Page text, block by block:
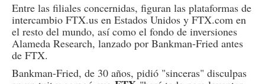
Entre las filiales concernidas, figuran las plataformas de
intercambio FTX.us en Estados Unidos y FTX.com en
el resto del mundo, así como el fondo de inversiones
Alameda Research, lanzado por Bankman-Fried antes
de FTX.
Bankman-Fried, de 30 años, pidió "sinceras" disculpas